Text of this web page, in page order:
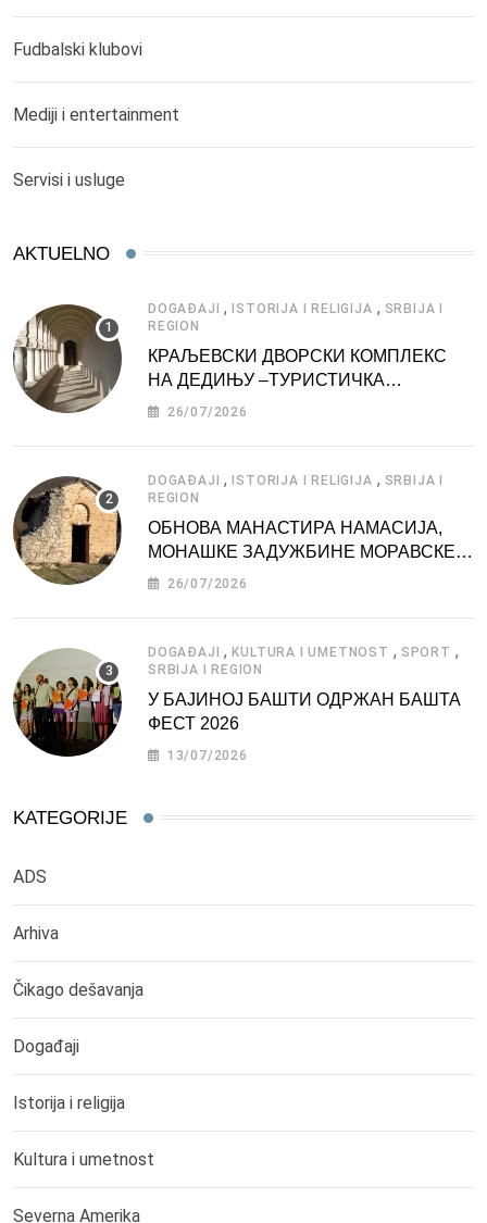
Fudbalski klubovi
Mediji i entertainment
Servisi i usluge
AKTUELNO
DOGAĐAJI ,ISTORIJA I RELIGIJA , SRBIJA I
REGION
КРАЉЕВСКИ ДВОРСКИ КОМПЛЕКС
НА ДЕДИЊУ –ТУРИСТИЧКА
АТРАКЦИЈА
26/07/2026
DOGAĐAJI ,ISTORIJA I RELIGIJA , SRBIJA I
REGION
ОБНОВА МАНАСТИРА НАМАСИЈА,
МОНАШКЕ ЗАДУЖБИНЕ МОРАВСКЕ
СРБИЈЕ
26/07/2026
DOGAĐAJI ,KULTURA I UMETNOST , SPORT ,
SRBIJA I REGION
У БАЈИНОЈ БАШТИ ОДРЖАН БАШТА
ФЕСТ 2026
13/07/2026
KATEGORIJE
ADS
Arhiva
Čikago dešavanja
Događaji
Istorija i religija
Kultura i umetnost
Severna Amerika